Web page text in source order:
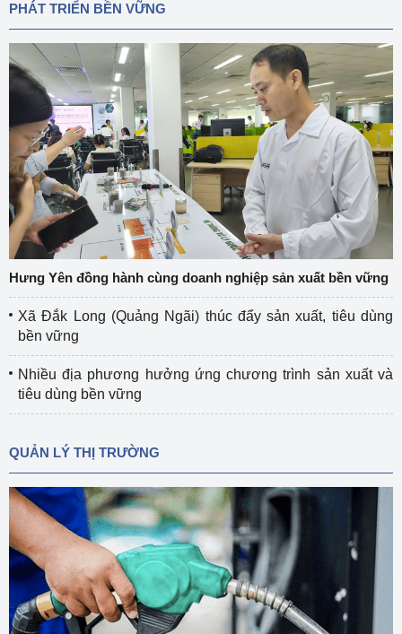
PHÁT TRIỂN BỀN VỮNG
Hưng Yên đồng hành cùng doanh nghiệp sản xuất bền vững
Xã Đắk Long (Quảng Ngãi) thúc đẩy sản xuất, tiêu dùng
bền vững
Nhiều địa phương hưởng ứng chương trình sản xuất và
tiêu dùng bền vững
QUẢN LÝ THỊ TRƯỜNG